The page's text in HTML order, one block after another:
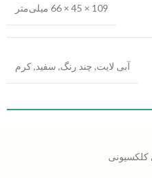
109 × 45 × 66 میلی‌متر
آبی لایت, چند رنگ, سفید,کرم
کلکسیونی